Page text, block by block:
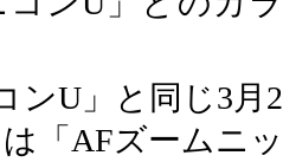
ンU」と同じ3月
「AFズームニ